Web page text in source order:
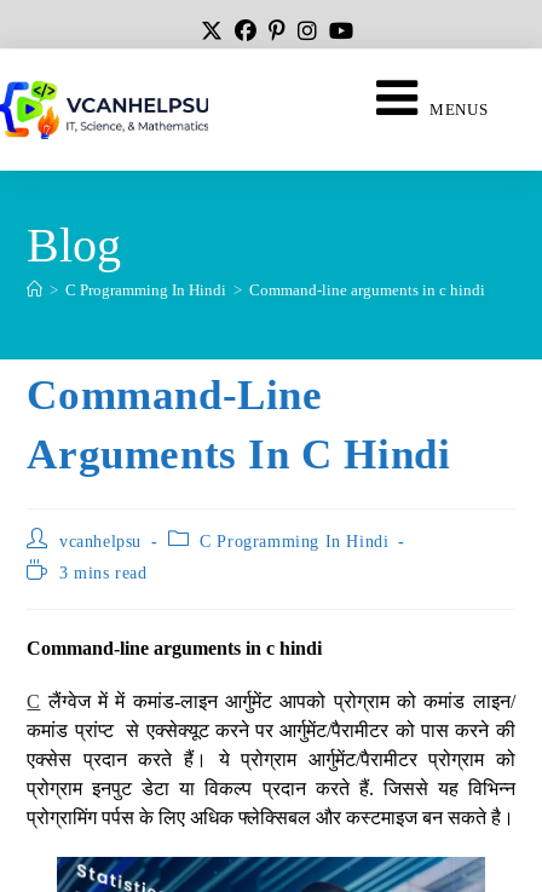
MENUS
Blog
> C Programming In Hindi > Command-line arguments in c hindi
Command-Line
Arguments In C Hindi
vcanhelpsu
C Programming In Hindi
3 mins read
Command-line arguments in c hindi
C लैंग्वेज में में कमांड-लाइन आर्गुमेंट आपको प्रोग्राम को कमांड लाइन/
कमांड प्रांप्ट से एक्सेक्यूट करने पर आर्गुमेंट/पैरामीटर को पास करने की
एक्सेस प्रदान करते हैं। ये प्रोग्राम आर्गुमेंट/पैरामीटर प्रोग्राम को
प्रोग्राम इनपुट डेटा या विकल्प प्रदान करते हैं. जिससे यह विभिन्न
प्रोग्रामिंग पर्पस के लिए अधिक फ्लेक्सिबल और कस्टमाइज बन सकते है।